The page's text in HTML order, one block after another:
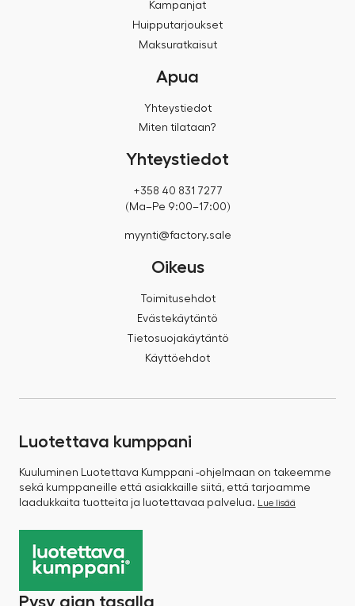
Kampanjat
Huipputarjoukset
Maksuratkaisut
Apua
Yhteystiedot
Miten tilataan?
Yhteystiedot
+358 40 831 7277
(Ma–Pe 9:00–17:00)
myynti@factory.sale
Oikeus
Toimitusehdot
Evästekäytäntö
Tietosuojakäytäntö
Käyttöehdot
Luotettava kumppani
Kuuluminen Luotettava Kumppani -ohjelmaan on takeemme
sekä kumppaneille että asiakkaille siitä, että tarjoamme
laadukkaita tuotteita ja luotettavaa palvelua. Lue lisää
Pysy ajan tasalla